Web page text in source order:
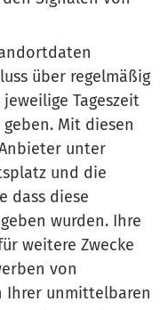
über regelmäßig
Tageszeit
Mit diesen
unter
und die
dass diese
wurden. Ihre
weitere Zwecke
von
Ihrer unmittelbaren